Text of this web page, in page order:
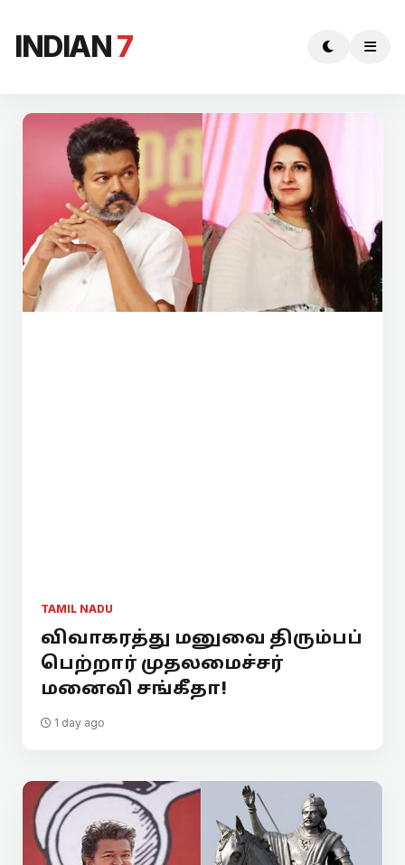
INDIAN7
TAMIL NADU
விவாகரத்து மனுவை திரும்பப்
பெற்றார் முதலமைச்சர்
மனைவி சங்கீதா!
1 day ago